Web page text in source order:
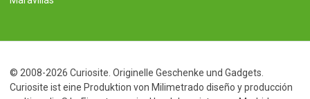
© 2008-2026 Curiosite. Originelle Geschenke und Gadgets.
Curiosite ist eine Produktion von Milimetrado diseño y producción